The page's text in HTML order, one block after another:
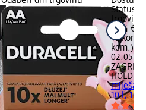
Status
trgovinu
2,64 €
10 kom.
kom.)
10 l, 10